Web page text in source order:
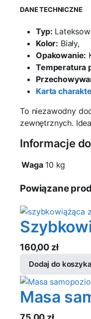
DANE TECHNICZNE
Typ:
Kolor: Biały,
Opakowanie:
Temperatura
Karta
To niezawodny
zewnętrznych.
Informacje
Waga 10 kg
Powiązane
160,00 zł
Dodaj do koszyka
Masa